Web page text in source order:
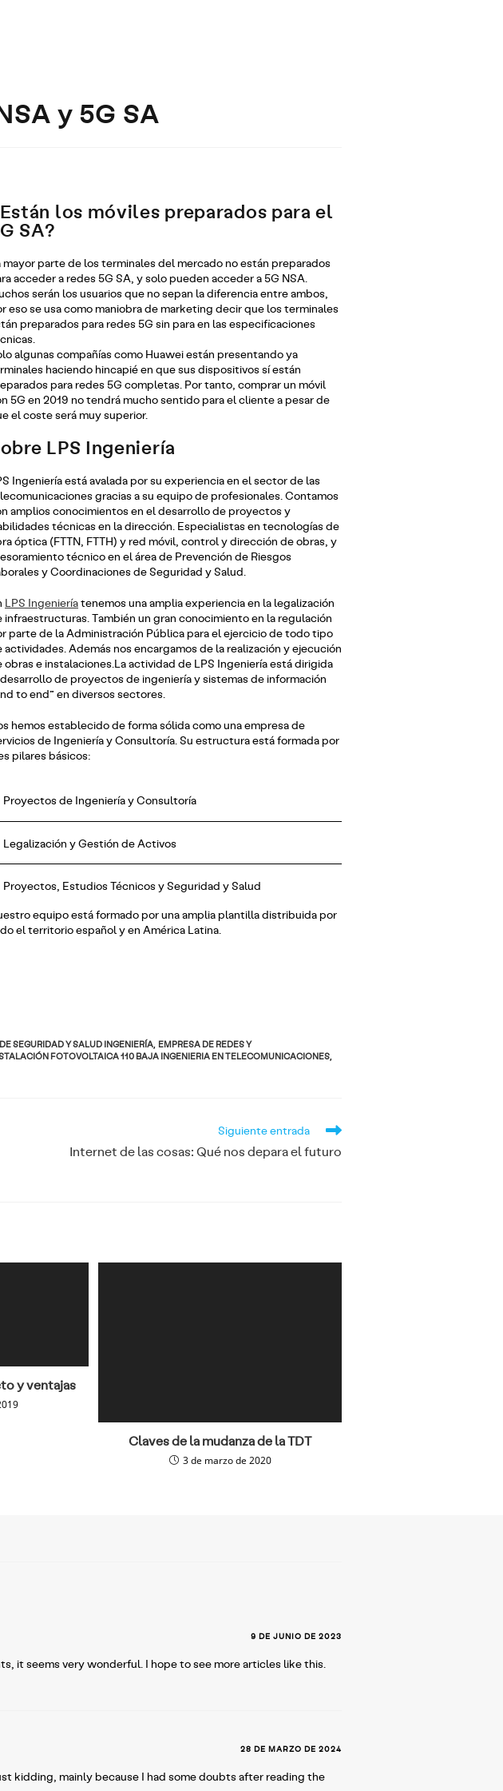
y 5G SA
los móviles preparados para el
SA?
mayor parte de los terminales del mercado no están preparados
acceder a redes 5G SA, y solo pueden acceder a 5G NSA.
serán los usuarios que no sepan la diferencia entre ambos,
eso se usa como maniobra de marketing decir que los terminales
preparados para redes 5G sin para en las especificaciones
algunas compañías como Huawei están presentando ya
haciendo hincapié en que sus dispositivos sí están
para redes 5G completas. Por tanto, comprar un móvil
5G en 2019 no tendrá mucho sentido para el cliente a pesar de
el coste será muy superior.
LPS Ingeniería
Ingeniería está avalada por su experiencia en el sector de las
gracias a su equipo de profesionales. Contamos
amplios conocimientos en el desarrollo de proyectos y
técnicas en la dirección. Especialistas en tecnologías de
óptica (FTTN, FTTH) y red móvil, control y dirección de obras, y
técnico en el área de Prevención de Riesgos
y Coordinaciones de Seguridad y Salud.
LPS Ingenieríatenemos una amplia experiencia en la legalización
infraestructuras. También un gran conocimiento en la regulación
parte de la Administración Pública para el ejercicio de todo tipo
actividades. Además nos encargamos de la realización y ejecución
obras e instalaciones.La actividad de LPS Ingeniería está dirigida
de proyectos de ingeniería y sistemas de información
to end” en diversos sectores.
hemos establecido de forma sólida como una empresa de
de Ingeniería y Consultoría. Su estructura está formada por
pilares básicos:
Proyectos de Ingeniería y Consultoría
Legalización y Gestión de Activos
Proyectos, Estudios Técnicos y Seguridad y Salud
equipo está formado por una amplia plantilla distribuida por
el territorio español y en América Latina.
SEGURIDAD Y SALUD INGENIERÍA, EMPRESA DE REDES Y
FOTOVOLTAICA 110 BAJA INGENIERIA EN TELECOMUNICACIONES,
Siguiente entrada
Internet de las cosas: Qué nos depara el futuro
y ventajas
Claves de la mudanza de la TDT
3 de marzo de 2020
9 DE JUNIO DE 2023
it seems very wonderful. I hope to see more articles like this.
28 DE MARZO DE 2024
kidding, mainly because I had some doubts after reading the